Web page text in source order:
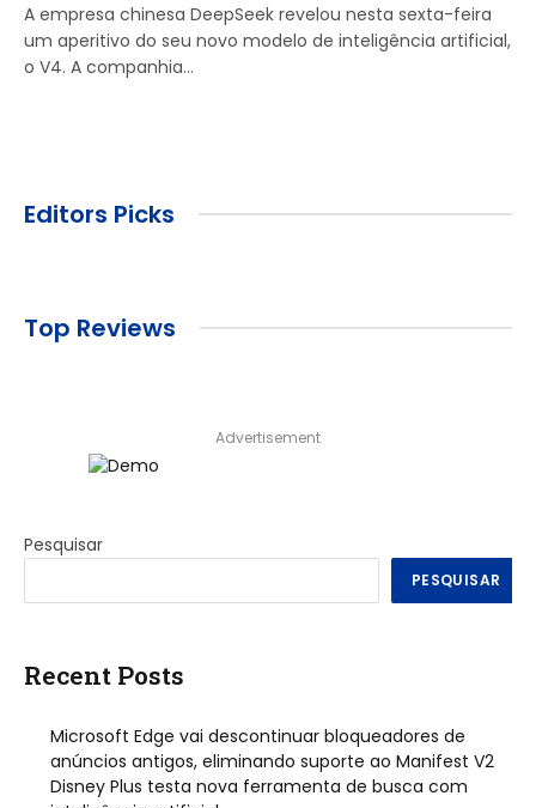
A empresa chinesa DeepSeek revelou nesta sexta-feira
um aperitivo do seu novo modelo de inteligência artificial,
o V4. A companhia…
Editors Picks
Top Reviews
Advertisement
Pesquisar
PESQUISAR
Recent Posts
Microsoft Edge vai descontinuar bloqueadores de
anúncios antigos, eliminando suporte ao Manifest V2
Disney Plus testa nova ferramenta de busca com